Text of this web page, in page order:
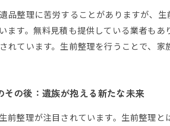
品整理に苦労することがありますが、
ます。無料見積も提供している業者も
れています。生前整理を行うことで、家
の後：遺族が抱える新たな未来
前整理が注目されています。生前整理